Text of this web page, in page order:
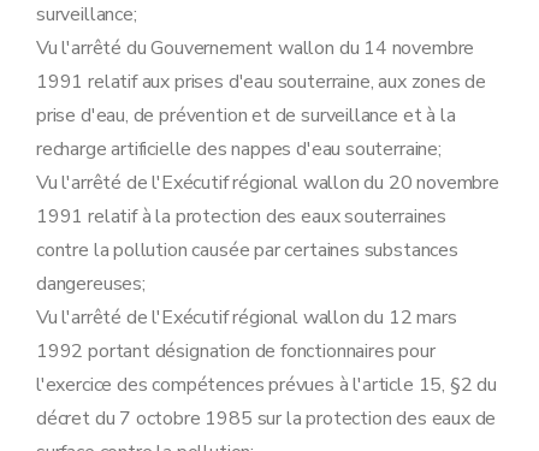
Art. 70
Art. 71
Sous-section 2
Modalités du recours prévu à l'article 41 du décret contre les conditions complémentaires éventuelles
Art. 72
Art. 73
Art. 74
Art. 75
Sous-section 3 Tenue des registres des déclarations
Art. 76
Art. 77
Section 5 Sûreté visée à l'article 55 du décret
Sous-section première
Art. 78
Art. 79
Sous-section 2 Modalités de constitution de la sûreté
Art. 80
Art. 81
Art. 82
Modalités de libération de la sûreté
surveillance;
Vu l'arrêté du Gouvernement wallon du 14 novembre
1991 relatif aux prises d'eau souterraine, aux zones de
prise d'eau, de prévention et de surveillance et à la
recharge artificielle des nappes d'eau souterraine;
Vu l'arrêté de l'Exécutif régional wallon du 20 novembre
1991 relatif à la protection des eaux souterraines
contre la pollution causée par certaines substances
dangereuses;
Vu l'arrêté de l'Exécutif régional wallon du 12 mars
1992 portant désignation de fonctionnaires pour
l'exercice des compétences prévues à l'article 15, §2 du
décret du 7 octobre 1985 sur la protection des eaux de